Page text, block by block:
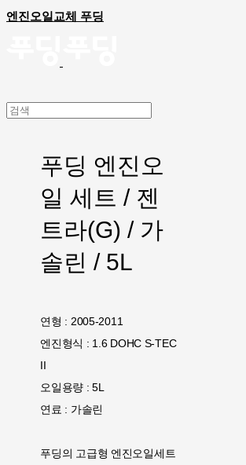
엔진오일교체 푸딩
푸딩 엔진오
일 세트 / 젠
트라(G) / 가
솔린 / 5L
연형 : 2005-2011
엔진형식 : 1.6 DOHC S-TEC
II
오일용량 : 5L
연료 : 가솔린
푸딩의 고급형 엔진오일세트